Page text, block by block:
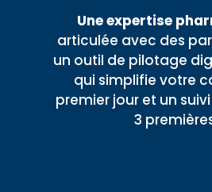
Une expertise
articulée avec des
un outil de pilotage
qui simplifie votre
premier jour et un
3